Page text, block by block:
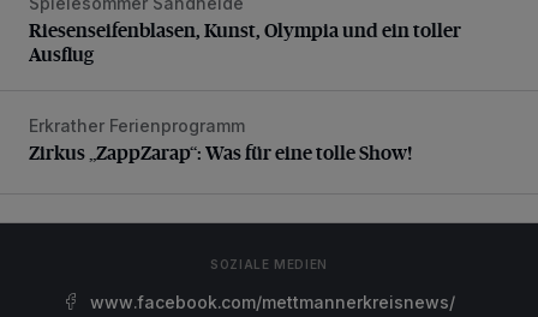
Riesenseifenblasen, Kunst, Olympia und ein toller Ausflug
Riesenseifenblasen, Kunst, Olympia und ein toller
Ausflug
Zirkus „ZappZarap“: Was für eine tolle Show!
Erkrather Ferienprogramm
Zirkus „ZappZarap“: Was für eine tolle Show!
SOZIALE MEDIEN
www.facebook.com/mettmannerkreisnews/